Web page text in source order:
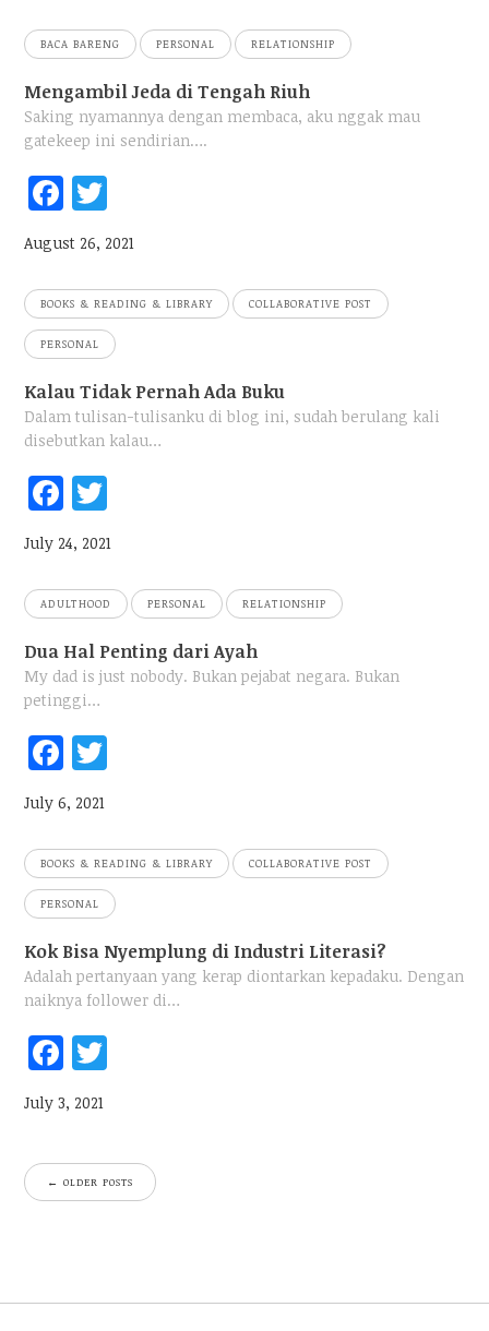
BACA BARENG PERSONAL RELATIONSHIP
Mengambil Jeda di Tengah Riuh
Saking nyamannya dengan membaca, aku nggak mau
gatekeep ini sendirian….
Fac
August 26, 2021
BOOKS & READING & LIBRARY COLLABORATIVE POST
PERSONAL
Kalau Tidak Pernah Ada Buku
Dalam tulisan-tulisanku di blog ini, sudah berulang kali
disebutkan kalau…
Fac
July 24, 2021
ADULTHOOD PERSONAL RELATIONSHIP
Dua Hal Penting dari Ayah
My dad is just nobody. Bukan pejabat negara. Bukan
petinggi…
Fac
July 6, 2021
BOOKS & READING & LIBRARY COLLABORATIVE POST
PERSONAL
Kok Bisa Nyemplung di Industri Literasi?
Adalah pertanyaan yang kerap diontarkan kepadaku. Dengan
naiknya follower di…
Fac
July 3, 2021
← OLDER POSTS